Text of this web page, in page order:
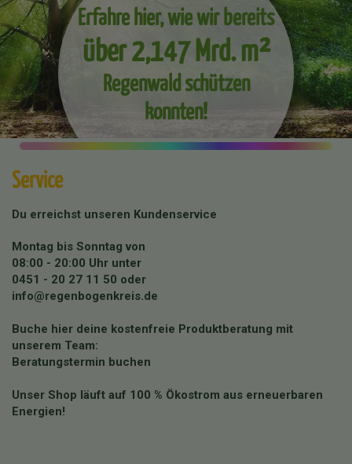
Erfahre hier, wie wir bereits
über 2,147 Mrd. m²
Regenwald schützen
konnten!
Service
Du erreichst unseren Kundenservice
Montag bis Sonntag von
08:00 - 20:00 Uhr unter
0451 - 20 27 11 50 oder
info@regenbogenkreis.de
Buche hier deine kostenfreie Produktberatung mit
unserem Team:
Beratungstermin buchen
Unser Shop läuft auf 100 % Ökostrom aus erneuerbaren
Energien!